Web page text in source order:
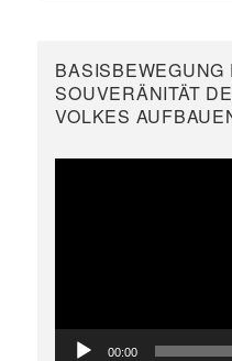
BASISBEWEGUNG
SOUVERÄNITÄT
VOLKES
00:00